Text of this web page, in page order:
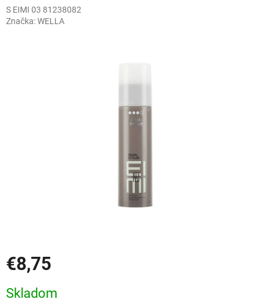
S EIMI 03 81238082
Značka:WELLA
€8,75
cena:
Skladom